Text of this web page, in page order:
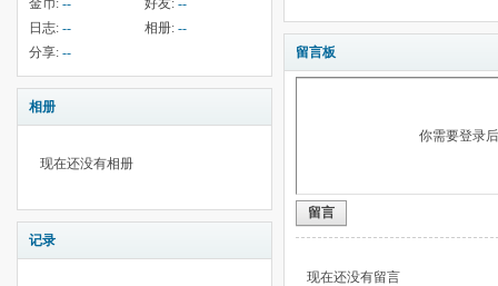
金币: -- 好友: --
日志: -- 相册: --
分享: --
相册
现在还没有相册
记录
留言板
你需要登录
留言
现在还没有留言